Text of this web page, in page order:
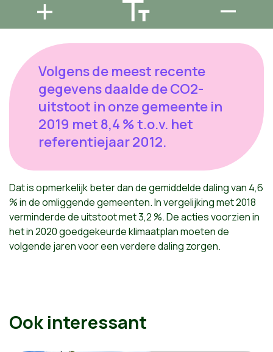
Volgens de meest recente
gegevens daalde de CO2-
uitstoot in onze gemeente in
2019 met 8,4 % t.o.v. het
referentiejaar 2012.
Dat is opmerkelijk beter dan de gemiddelde daling van 4,6
% in de omliggende gemeenten. In vergelijking met 2018
verminderde de uitstoot met 3,2 %. De acties voorzien in
het in 2020 goedgekeurde klimaatplan moeten de
volgende jaren voor een verdere daling zorgen.
Ook interessant